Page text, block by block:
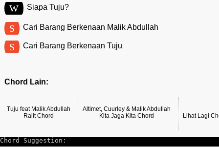
W Siapa Tuju?
S Cari Barang Berkenaan Malik Abdullah
S Cari Barang Berkenaan Tuju
Chord Lain:
Tuju feat Malik Abdullah
Ralit Chord
Altimet, Cuurley & Malik Abdullah
Kita Jaga Kita Chord
Lihat Lagi
Chord Suggestion: